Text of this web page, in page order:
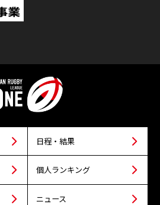
日程・結果
個人ランキング
ニュース